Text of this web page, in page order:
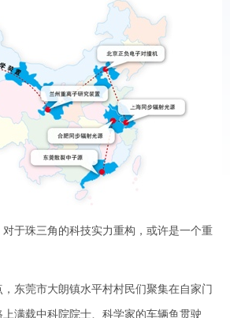
珠三角的科技实力重构，或许是一个重
东莞市大朗镇水平村村民们聚集在自家门
满载中科院院士、科学家的车辆鱼贯驶